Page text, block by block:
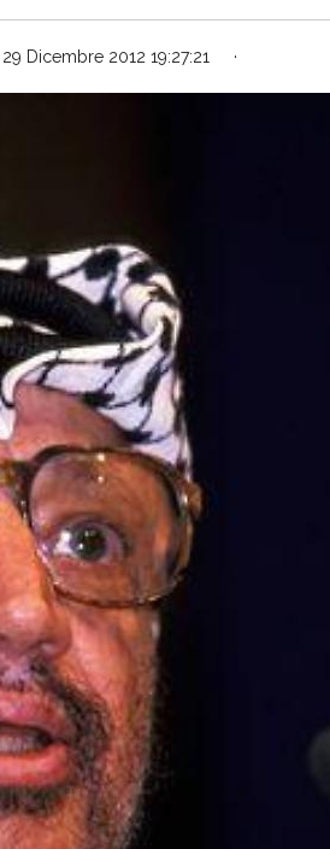
29 Dicembre 2012 19:27:21